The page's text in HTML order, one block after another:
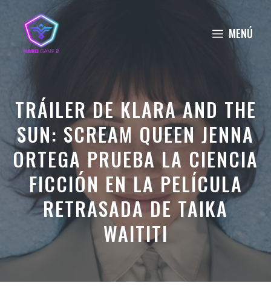
contenido
MENÚ
TRÁILER DE KLARA AND THE
SUN: SCREAM QUEEN JENNA
ORTEGA PRUEBA LA CIENCIA
FICCIÓN EN LA PELÍCULA
RETRASADA DE TAIKA
WAITITI